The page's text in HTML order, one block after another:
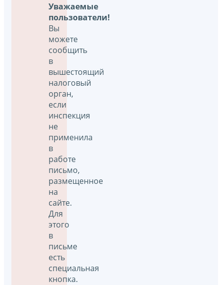
Уважаемые
пользователи!
Вы
можете
сообщить
в
вышестоящий
налоговый
орган,
если
инспекция
не
применила
в
работе
письмо,
размещенное
на
сайте.
Для
этого
в
письме
есть
специальная
кнопка.